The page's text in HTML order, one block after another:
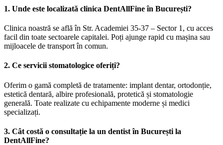
1. Unde este localizată clinica DentAllFine în București?
Clinica noastră se află în Str. Academiei 35-37 – Sector 1, cu acces
facil din toate sectoarele capitalei. Poți ajunge rapid cu mașina sau
mijloacele de transport în comun.
2. Ce servicii stomatologice oferiți?
Oferim o gamă completă de tratamente: implant dentar, ortodonție,
estetică dentară, albire profesională, protetică și stomatologie
generală. Toate realizate cu echipamente moderne și medici
specializați.
3. Cât costă o consultație la un dentist în București la
DentAllFine?